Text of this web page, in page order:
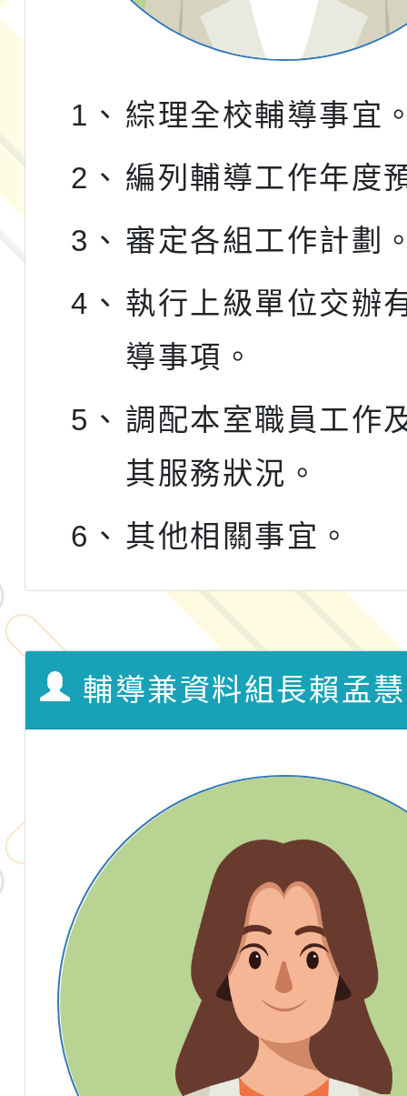
1、 綜理全校輔導事宜
2、 編列輔導工作年度
3、 審定各組工作計劃
4、 執行上級單位交辦
導事項。
5、 調配本室職員工作
其服務狀況。
6、 其他相關事宜。
輔導兼資料組長賴孟